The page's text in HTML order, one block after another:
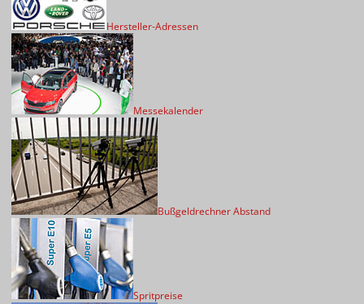
Hersteller-Adressen
Messekalender
Bußgeldrechner Abstand
Spritpreise